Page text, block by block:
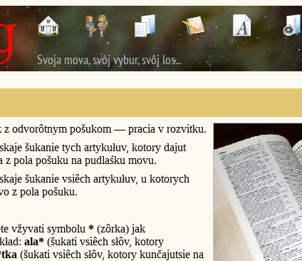
Svoja mova, svôj vybur, svôj los...
z odvorôtnym pošukom — pracia v rozvitku.
šukanie tych artykułuv, kotory dajut
z pola pošuku na pudlaśku movu.
šukanie vsiêch artykułuv, u kotorych
z pola pošuku.
vžyvati symbolu * (zôrka) jak
ala* (šukati vsiêch słôv, kotory
(šukati vsiêch słôv, kotory kunčajutsie na